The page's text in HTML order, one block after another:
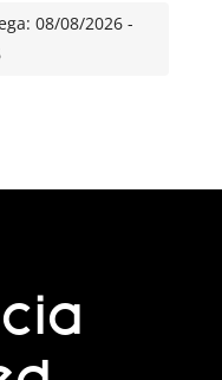
08/08/2026 -